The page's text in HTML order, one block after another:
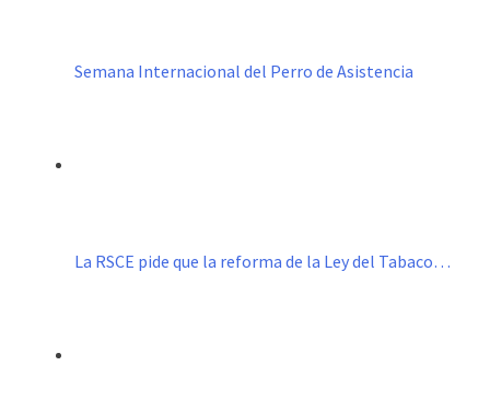
Semana Internacional del Perro de Asistencia
La RSCE pide que la reforma de la Ley del Tabaco…